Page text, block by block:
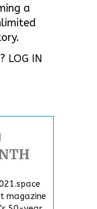
a
LOG IN
magazine